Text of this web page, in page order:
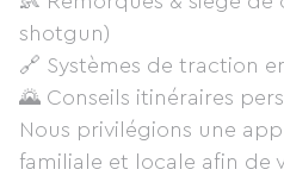
shotgun)
🔗 Systèmes de traction
🌄 Conseils itinéraires
Nous privilégions une
familiale et locale afin de